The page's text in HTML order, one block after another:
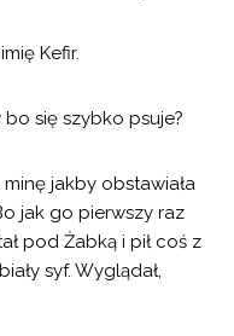
Kefir.
się szybko psuje?
minę jakby obstawiała
jak go pierwszy raz
pod Żabką i pił coś z
syf. Wyglądał,